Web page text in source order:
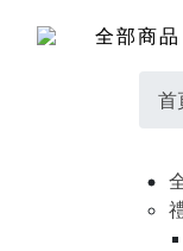
全部商品
首